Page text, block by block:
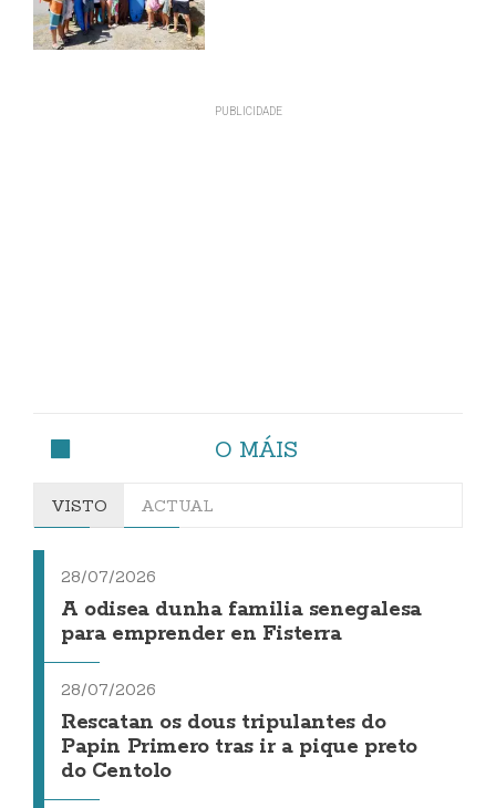
O MÁIS
VISTO ACTUAL
28/07/2026
A odisea dunha familia senegalesa
para emprender en Fisterra
28/07/2026
Rescatan os dous tripulantes do
Papin Primero tras ir a pique preto
do Centolo